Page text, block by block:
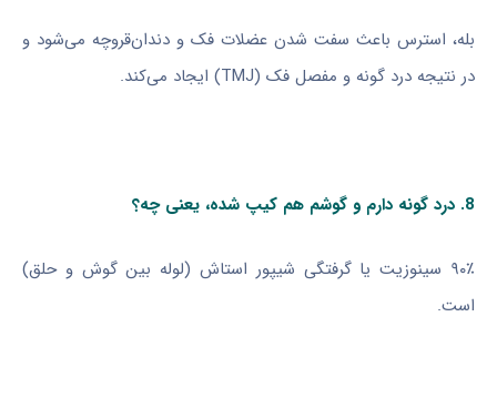
بله، استرس باعث سفت شدن عضلات فک و دندان‌قروچه می‌شود و
در نتیجه درد گونه و مفصل فک (TMJ) ایجاد می‌کند.
8. درد گونه دارم و گوشم هم کیپ شده، یعنی چه؟
۹۰٪ سینوزیت یا گرفتگی شیپور استاش (لوله بین گوش و حلق)
است.